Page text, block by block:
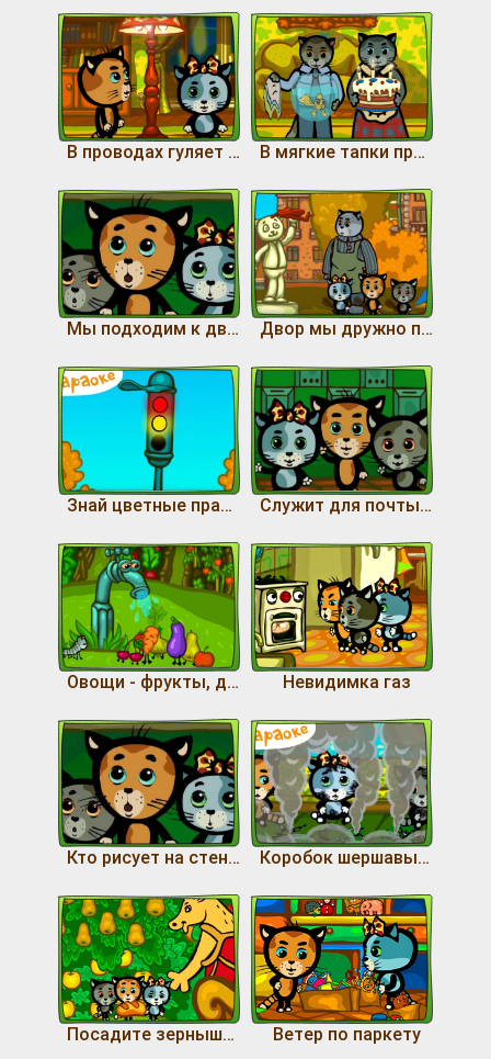
В проводах гуляет ток В мягкие тапки прыгнули лапки
Мы подходим к двери лифта Двор мы дружно подметем
Знай цветные правила (Светофор) Служит для почты ящик почтовый
Овощи - фрукты, друзья, есть немытыми нельзя Невидимка газ
Кто рисует на стене нашего подъезда Коробок шершавый бок
Посадите зернышко Ветер по паркету